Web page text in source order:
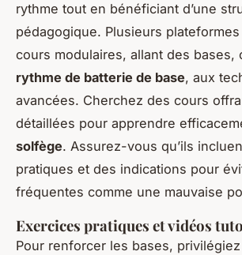
rythme tout en bénéficiant d’une
pédagogique. Plusieurs
cours modulaires, allant des bases,
rythme de batterie de base, aux
avancées. Cherchez des cours
détaillées pour apprendre
solfège. Assurez-vous qu’ils
pratiques et des indications pour
fréquentes comme une mauvaise
Exercices pratiques et vidéos
Pour renforcer les bases,